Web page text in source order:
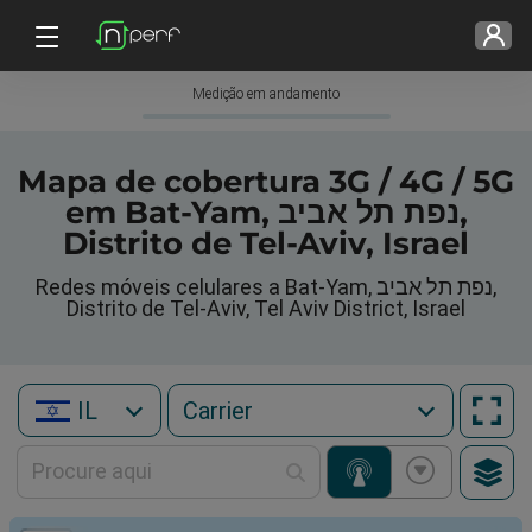
Medição em andamento
Mapa de cobertura 3G / 4G / 5G
em Bat-Yam, נפת תל אביב,
Distrito de Tel-Aviv, Israel
Redes móveis celulares a Bat-Yam, נפת תל אביב,
Distrito de Tel-Aviv, Tel Aviv District, Israel
IL